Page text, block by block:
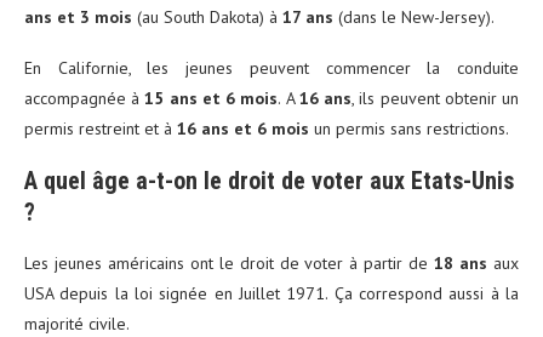
ans et 3 mois (au South Dakota) à 17 ans (dans le New-Jersey).
En Californie, les jeunes peuvent commencer la conduite
accompagnée à15 ans et 6 mois. A16 ans, ils peuvent obtenir un
permis restreint et à 16 ans et 6 mois un permis sans restrictions.
A quel âge a-t-on le droit de voter aux Etats-Unis
?
Les jeunes américains ont le droit de voter à partir de18 ans aux
USA depuis la loi signée en Juillet 1971. Ça correspond aussi à la
majorité civile.